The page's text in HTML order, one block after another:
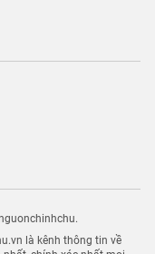
là kênh thông tin về